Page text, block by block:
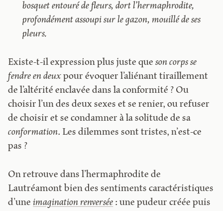
bosquet entouré de fleurs, dort l’hermaphrodite,
profondément assoupi sur le gazon, mouillé de ses
pleurs.
Existe-t-il expression plus juste que‌son corps se
fendre en deuxpour évoquer l’aliénant tiraillement
de l’altérité enclavée dans la conformité ? Ou
choisir l’un des deux sexes et se renier, ou refuser
de choisir et se condamner à la solitude de sa
conformation. Les dilemmes sont tristes, n’est-ce
pas ?
On retrouve dans l’hermaphrodite de
Lautréamont bien des sentiments caractéristiques
d’uneimagination renversée : une pudeur créée puis